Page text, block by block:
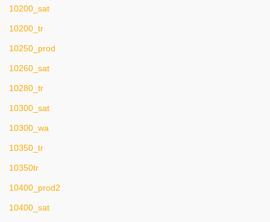
10200_sat
10200_tr
10250_prod
10260_sat
10280_tr
10300_sat
10300_wa
10350_tr
10350tr
10400_prod2
10400_sat